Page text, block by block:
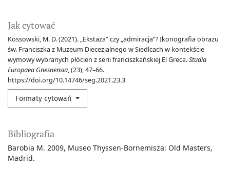
Jak cytować
Kossowski, M. D. (2021). „Ekstaza” czy „admiracja”? Ikonografia obrazu
św. Franciszka z Muzeum Diecezjalnego w Siedlcach w kontekście
wymowy wybranych płócien z serii franciszkańskiej El Greca.Studia
Europaea Gnesnensia, (23), 47–66.
https://doi.org/10.14746/seg.2021.23.3
Formaty cytowań
Bibliografia
Barobia M. 2009, Museo Thyssen-Bornemisza: Old Masters,
Madrid.